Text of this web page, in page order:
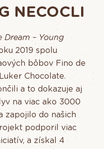
NECOCLI
Dream – Young
2019 spolu
bôbov Fino de
Chocolate.
a to dokazuje aj
na viac ako 3000
zapojilo do našich
podporil viac
a získal 4